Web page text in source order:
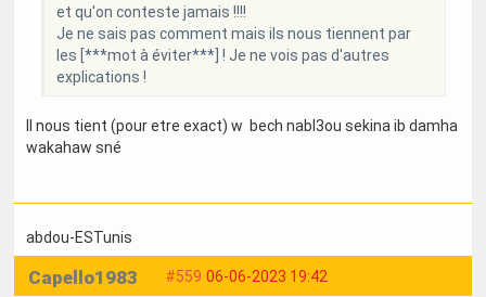
et qu'on conteste jamais !!!!
Je ne sais pas comment mais ils nous tiennent par
les [***mot à éviter***] ! Je ne vois pas d'autres
explications !
Il nous tient (pour etre exact) w bech nabl3ou sekina ib damha
wakahaw sné
abdou-ESTunis
#559 06-06-2023 19:42
Capello1983